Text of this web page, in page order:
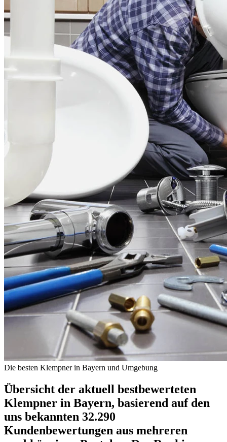
Die besten Klempner in Bayern und Umgebung
Übersicht der aktuell bestbewerteten
Klempner in Bayern, basierend auf den
uns bekannten 32.290
Kundenbewertungen aus mehreren